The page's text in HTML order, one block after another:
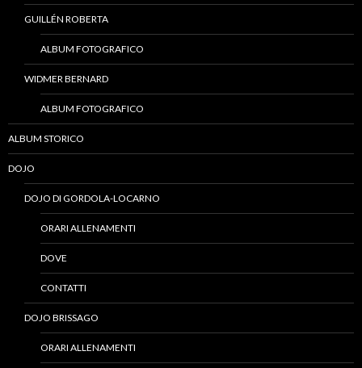
GUILLÉN ROBERTA
ALBUM FOTOGRAFICO
WIDMER BERNARD
ALBUM FOTOGRAFICO
ALBUM STORICO
DOJO
DOJO DI GORDOLA-LOCARNO
ORARI ALLENAMENTI
DOVE
CONTATTI
DOJO BRISSAGO
ORARI ALLENAMENTI